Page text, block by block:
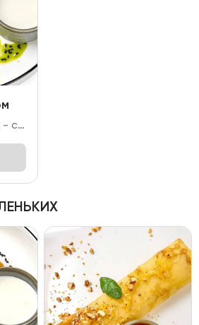
190/40 гр Состав: - свинина, говядина, лук репчатый; - мука, яйцо куриное, молоко, сахар; кунжут; - сметана.